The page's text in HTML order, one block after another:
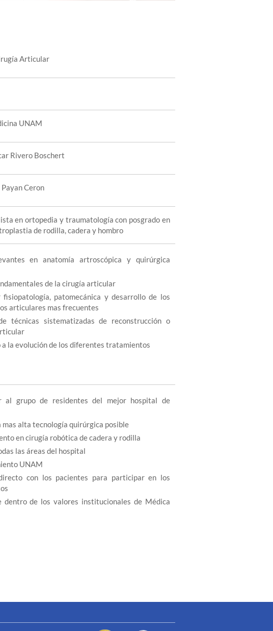
Articular
UNAM
Rivero Boschert
Ceron
en ortopedia y traumatología con posgrado en
de rodilla, cadera y hombro
en anatomía artroscópica y quirúrgica
de la cirugía articular
fisiopatología, patomecánica y desarrollo de los
articulares mas frecuentes
técnicas sistematizadas de reconstrucción o
a la evolución de los diferentes tratamientos
al grupo de residentes del mejor hospital de
mas alta tecnología quirúrgica posible
en cirugía robótica de cadera y rodilla
las áreas del hospital
UNAM
con los pacientes para participar en los
dentro de los valores institucionales de Médica